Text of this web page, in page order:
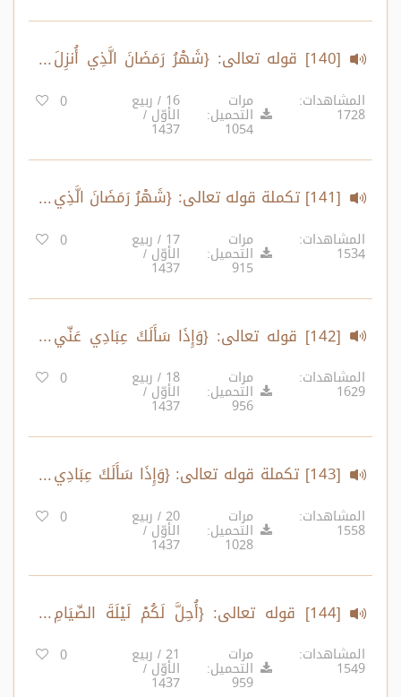
[140] قوله تعالى: {شَهْرُ رَمَضَانَ الَّذِي أُنزِلَ
فِيهِ الْقُرْآنُ..} الآية:185
المشاهدات:
1728
مرات
التحميل:
1054
16 / ربيع
الأوّل /
1437
0
[141] تكملة قوله تعالى: {شَهْرُ رَمَضَانَ الَّذِي
أُنزِلَ فِيهِ الْقُرْآنُ...} الآية:185
المشاهدات:
1534
مرات
التحميل:
915
17 / ربيع
الأوّل /
1437
0
[142] قوله تعالى: {وَإِذَا سَأَلَكَ عِبَادِي عَنِّي
فَإِنِّي قَرِيبٌ ..} الآية:186
المشاهدات:
1629
مرات
التحميل:
956
18 / ربيع
الأوّل /
1437
0
[143] تكملة قوله تعالى: {وَإِذَا سَأَلَكَ عِبَادِي
عَنِّي فَإِنِّي قَرِيبٌ ..} الآية:186
المشاهدات:
1558
مرات
التحميل:
1028
20 / ربيع
الأوّل /
1437
0
[144] قوله تعالى: {أُحِلَّ لَكُمْ لَيْلَةَ الصِّيَامِ
الرَّفَثُ إِلَى نِسَائِكُمْ ..} الآية:187
المشاهدات:
1549
مرات
التحميل:
959
21 / ربيع
الأوّل /
1437
0